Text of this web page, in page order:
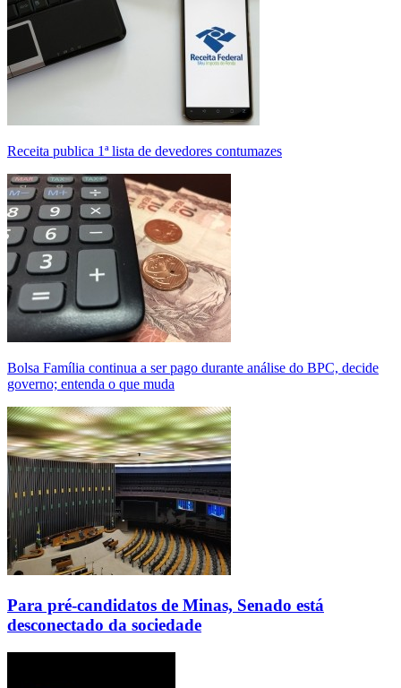
Receita publica 1ª lista de devedores contumazes
Bolsa Família continua a ser pago durante análise do BPC, decide
governo; entenda o que muda
Para pré-candidatos de Minas, Senado está
desconectado da sociedade